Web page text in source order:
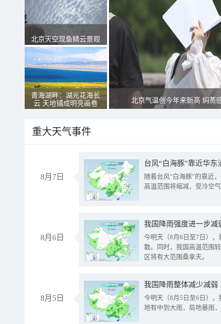
北京天空现鱼鳞云景观
青海湖畔：湖光花海长
云 天地铺成明亮画卷
北京气温创今年来新高 焖蒸
重大天气事件
8月7日
台风“白海豚”靠近华
随着台风“白海豚”的靠近
高温范围将缩减，受冷空
8月6日
今明天（8月6日至7日）
散。同时，我国高温范围
区将有大范围桑拿天。
8月5日
我国降雨整体减少减弱
今明天（8月5日至6日）
地有中到大雨，局地暴雨